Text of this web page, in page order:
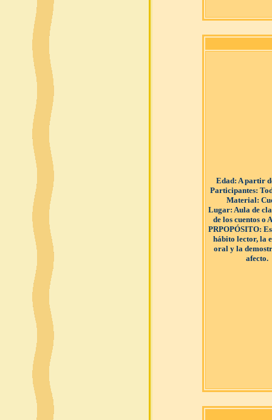
Edad: A partir
Participantes:
Material:
Lugar: Aula de
de los cuentos o
PRPOPÓSITO:
hábito lector, la
oral y la
afecto.